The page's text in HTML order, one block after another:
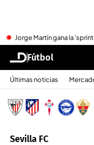
Jorge Martín gana la
Fútbol
Últimas noticias
Sevilla FC